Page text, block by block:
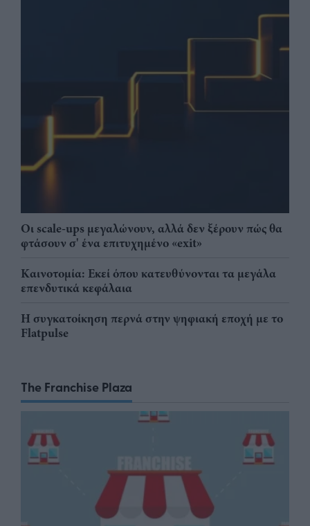
Οι scale-ups μεγαλώνουν, αλλά δεν ξέρουν πώς θα
φτάσουν σ' ένα επιτυχημένο «exit»
Καινοτομία: Εκεί όπου κατευθύνονται τα μεγάλα
επενδυτικά κεφάλαια
Η συγκατοίκηση περνά στην ψηφιακή εποχή με το
Flatpulse
The Franchise Plaza